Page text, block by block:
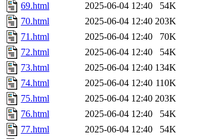
69.html
2025-06-04 12:40
54K
70.html
2025-06-04 12:40 203K
71.html
2025-06-04 12:40
70K
72.html
2025-06-04 12:40
54K
73.html
2025-06-04 12:40 134K
74.html
2025-06-04 12:40 110K
75.html
2025-06-04 12:40 203K
76.html
2025-06-04 12:40
54K
77.html
2025-06-04 12:40
54K